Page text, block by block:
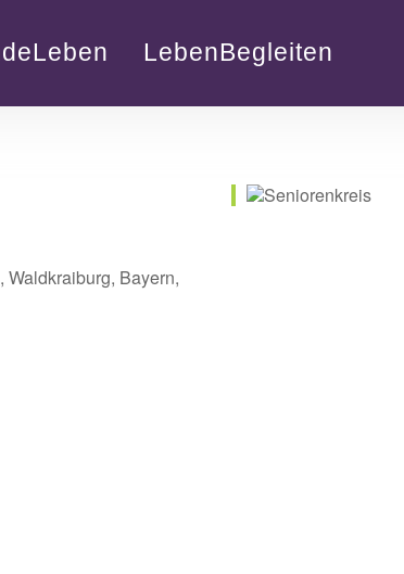
LebenBegleiten
Waldkraiburg, Bayern,